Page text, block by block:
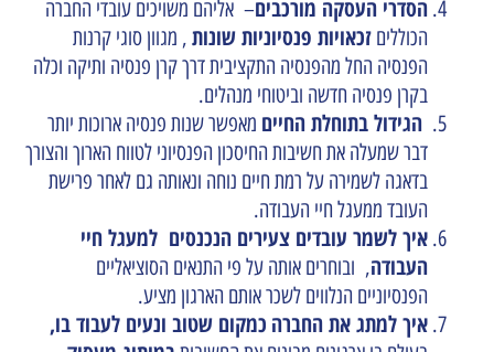
הסדרי העסקה מורכבים– אליהם משויכים עובדי החברה
הכוללים זכאויות פנסיוניות שונות , מגוון סוגי קרנות
הפנסיה החל מהפנסיה התקציבית דרך קרן פנסיה ותיקה וכלה
בקרן פנסיה חדשה וביטוחי מנהלים.
הגידול בתוחלת החיים מאפשר שנות פנסיה ארוכות יותר
דבר שמעלה את חשיבות החיסכון הפנסיוני לטווח הארוך והצורך
בדאגה לשמירה על רמת חיים נוחה ונאותה גם לאחר פרישת
העובד ממעגל חיי העבודה.
איך לשמר עובדים צעירים הנכנסים למעגל חיי
העבודה, ובוחרים אותה על פי התנאים הסוציאליים
הפנסיוניים הנלווים לשכר אותם הארגון מציע.
איך למתג את החברה כמקום שטוב ונעים לעבוד בו,